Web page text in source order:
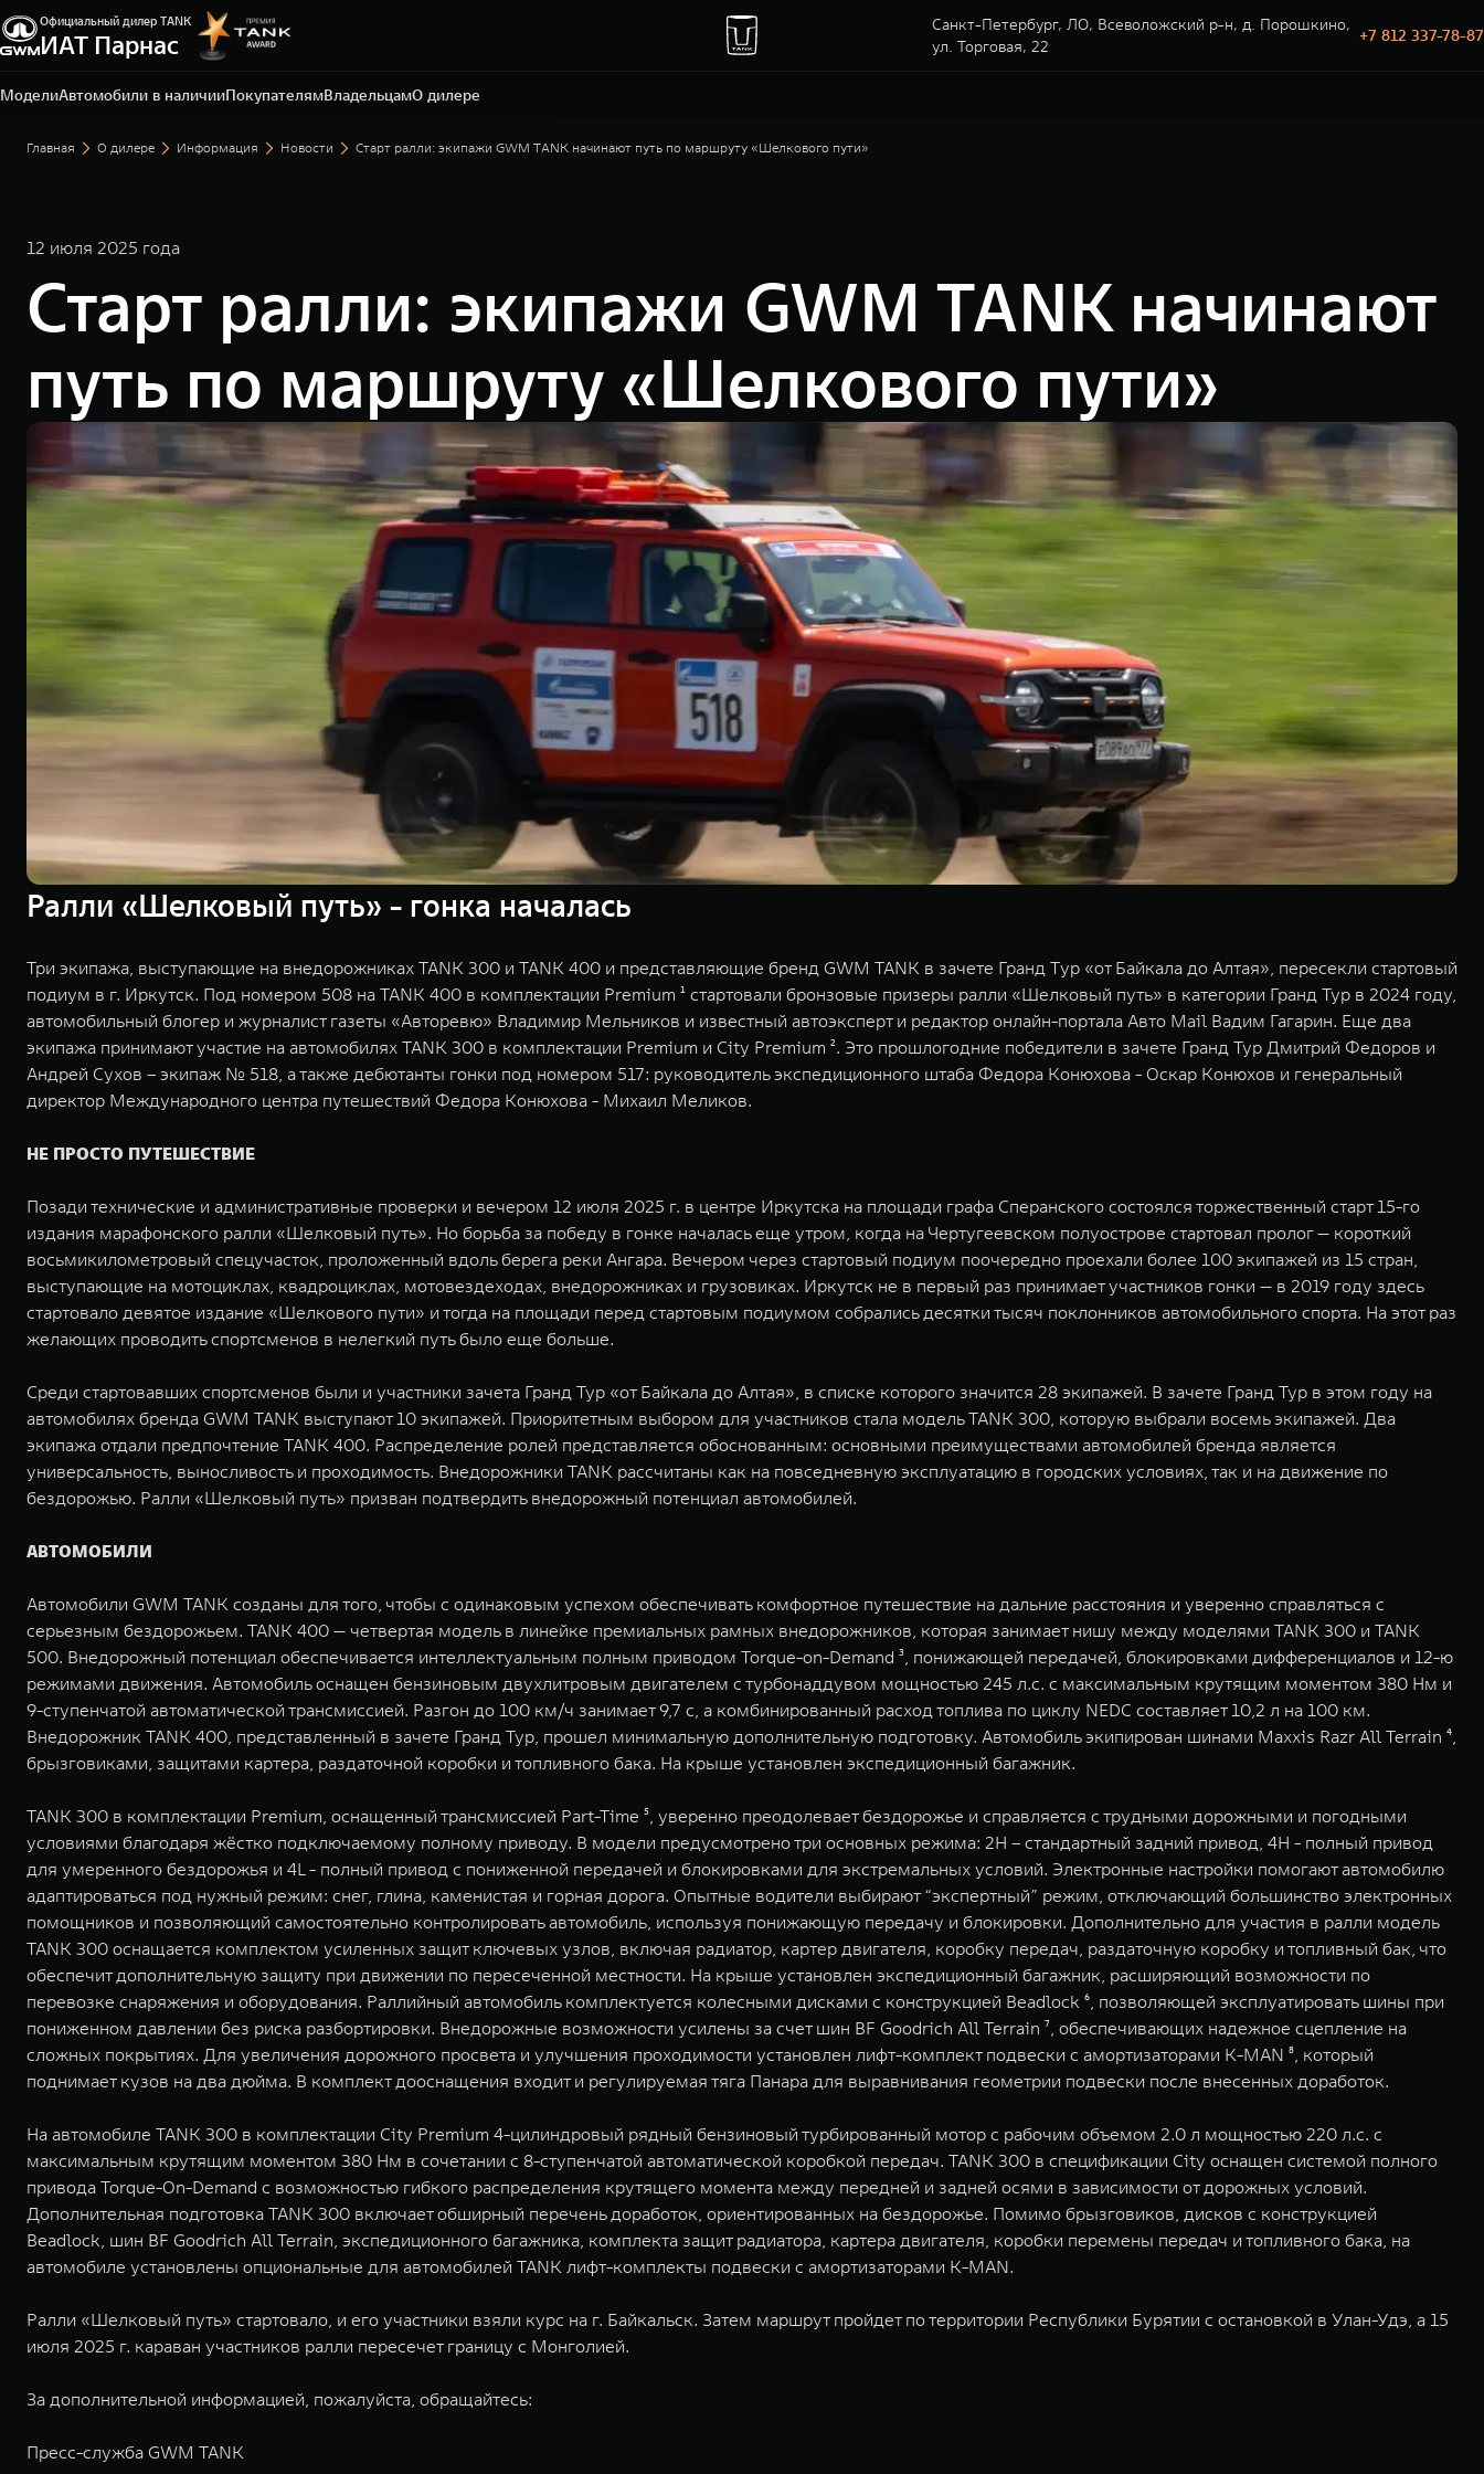
Официальный дилер TANK
ИАТ Парнас
Санкт-Петербург, ЛО, Всеволожский р-н, д. Порошкино,
ул. Торговая, 22
+7 812 337-78-87
МоделиАвтомобили в наличииПокупателямВладельцамО дилере
Санкт-Петербург, ЛО, Всеволожский р-н, д.
Порошкино, ул. Торговая, 22
+7 812 337-78-87
Главная О дилере Информация Новости Старт ралли: экипажи GWM TANK начинают путь по маршруту «Шелкового пути»
12 июля 2025 года
Старт ралли: экипажи GWM TANK начинают
путь по маршруту «Шелкового пути»
Ралли «Шелковый путь» - гонка началась
Три экипажа, выступающие на внедорожниках TANK 300 и TANK 400 и представляющие бренд GWM TANK в зачете Гранд Tур «от Байкала до Алтая», пересекли стартовый
подиум в г. Иркутск. Под номером 508 на TANK 400 в комплектации Premium ¹ стартовали бронзовые призеры ралли «Шелковый путь» в категории Гранд Тур в 2024 году,
автомобильный блогер и журналист газеты «Авторевю» Владимир Мельников и известный автоэксперт и редактор онлайн-портала Авто Mail Вадим Гагарин. Еще два
экипажа принимают участие на автомобилях TANK 300 в комплектации Premium и City Premium ². Это прошлогодние победители в зачете Гранд Тур Дмитрий Федоров и
Андрей Сухов – экипаж № 518, а также дебютанты гонки под номером 517: руководитель экспедиционного штаба Федора Конюхова - Оскар Конюхов и генеральный
директор Международного центра путешествий Федора Конюхова - Михаил Меликов.
НЕ ПРОСТО ПУТЕШЕСТВИЕ
Позади технические и административные проверки и вечером 12 июля 2025 г. в центре Иркутска на площади графа Сперанского состоялся торжественный старт 15-го
издания марафонского ралли «Шелковый путь». Но борьба за победу в гонке началась еще утром, когда на Чертугеевском полуострове стартовал пролог — короткий
восьмикилометровый спецучасток, проложенный вдоль берега реки Ангара. Вечером через стартовый подиум поочередно проехали более 100 экипажей из 15 стран,
выступающие на мотоциклах, квадроциклах, мотовездеходах, внедорожниках и грузовиках. Иркутск не в первый раз принимает участников гонки — в 2019 году здесь
стартовало девятое издание «Шелкового пути» и тогда на площади перед стартовым подиумом собрались десятки тысяч поклонников автомобильного спорта. На этот раз
желающих проводить спортсменов в нелегкий путь было еще больше.
Среди стартовавших спортсменов были и участники зачета Гранд Тур «от Байкала до Алтая», в списке которого значится 28 экипажей. В зачете Гранд Тур в этом году на
автомобилях бренда GWM TANK выступают 10 экипажей. Приоритетным выбором для участников стала модель TANK 300, которую выбрали восемь экипажей. Два
экипажа отдали предпочтение TANK 400. Распределение ролей представляется обоснованным: основными преимуществами автомобилей бренда является
универсальность, выносливость и проходимость. Внедорожники TANK рассчитаны как на повседневную эксплуатацию в городских условиях, так и на движение по
бездорожью. Ралли «Шелковый путь» призван подтвердить внедорожный потенциал автомобилей.
АВТОМОБИЛИ
Автомобили GWM TANK созданы для того, чтобы с одинаковым успехом обеспечивать комфортное путешествие на дальние расстояния и уверенно справляться с
серьезным бездорожьем. TANK 400 — четвертая модель в линейке премиальных рамных внедорожников, которая занимает нишу между моделями TANK 300 и TANK
500. Внедорожный потенциал обеспечивается интеллектуальным полным приводом Torque-on-Demand ³, понижающей передачей, блокировками дифференциалов и 12-ю
режимами движения. Автомобиль оснащен бензиновым двухлитровым двигателем с турбонаддувом мощностью 245 л.с. с максимальным крутящим моментом 380 Нм и
9-ступенчатой автоматической трансмиссией. Разгон до 100 км/ч занимает 9,7 с, а комбинированный расход топлива по циклу NEDC составляет 10,2 л на 100 км.
Внедорожник TANK 400, представленный в зачете Гранд Тур, прошел минимальную дополнительную подготовку. Автомобиль экипирован шинами Maxxis Razr All Terrain ⁴,
брызговиками, защитами картера, раздаточной коробки и топливного бака. На крыше установлен экспедиционный багажник.
TANK 300 в комплектации Premium, оснащенный трансмиссией Part-Time ⁵, уверенно преодолевает бездорожье и справляется с трудными дорожными и погодными
условиями благодаря жёстко подключаемому полному приводу. В модели предусмотрено три основных режима: 2H – стандартный задний привод, 4H - полный привод
для умеренного бездорожья и 4L - полный привод с пониженной передачей и блокировками для экстремальных условий. Электронные настройки помогают автомобилю
адаптироваться под нужный режим: снег, глина, каменистая и горная дорога. Опытные водители выбирают “экспертный” режим, отключающий большинство электронных
помощников и позволяющий самостоятельно контролировать автомобиль, используя понижающую передачу и блокировки. Дополнительно для участия в ралли модель
TANK 300 оснащается комплектом усиленных защит ключевых узлов, включая радиатор, картер двигателя, коробку передач, раздаточную коробку и топливный бак, что
обеспечит дополнительную защиту при движении по пересеченной местности. На крыше установлен экспедиционный багажник, расширяющий возможности по
перевозке снаряжения и оборудования. Раллийный автомобиль комплектуется колесными дисками с конструкцией Beadlock ⁶, позволяющей эксплуатировать шины при
пониженном давлении без риска разбортировки. Внедорожные возможности усилены за счет шин BF Goodrich All Terrain ⁷, обеспечивающих надежное сцепление на
сложных покрытиях. Для увеличения дорожного просвета и улучшения проходимости установлен лифт-комплект подвески с амортизаторами K-MAN ⁸, который
поднимает кузов на два дюйма. В комплект дооснащения входит и регулируемая тяга Панара для выравнивания геометрии подвески после внесенных доработок.
На автомобиле TANK 300 в комплектации City Premium 4-цилиндровый рядный бензиновый турбированный мотор с рабочим объемом 2.0 л мощностью 220 л.с. с
максимальным крутящим моментом 380 Нм в сочетании с 8-ступенчатой автоматической коробкой передач. TANK 300 в спецификации City оснащен системой полного
привода Torque-On-Demand с возможностью гибкого распределения крутящего момента между передней и задней осями в зависимости от дорожных условий.
Дополнительная подготовка TANK 300 включает обширный перечень доработок, ориентированных на бездорожье. Помимо брызговиков, дисков с конструкцией
Beadlock, шин BF Goodrich All Terrain, экспедиционного багажника, комплекта защит радиатора, картера двигателя, коробки перемены передач и топливного бака, на
автомобиле установлены опциональные для автомобилей TANK лифт-комплекты подвески с амортизаторами K-MAN.
Ралли «Шелковый путь» стартовало, и его участники взяли курс на г. Байкальск. Затем маршрут пройдет по территории Республики Бурятии с остановкой в Улан-Удэ, а 15
июля 2025 г. караван участников ралли пересечет границу с Монголией.
За дополнительной информацией, пожалуйста, обращайтесь:
Пресс-служба GWM TANK